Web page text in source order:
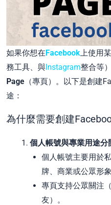
如果你想在Facebook 上使用
務工具、與Instagram整合等
Page （專頁）。以下是創建
途：
為什麼需要創建
個人帳號與專業用途分
個人帳號主要用於
牌、商業或公眾形
專頁支持公眾關注
友）。